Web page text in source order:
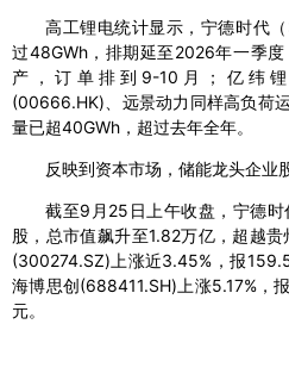
高工锂电统计显示，宁德时代
过48GWh，排期延至2026年一季
产，订单排到9-10月；亿纬
(00666.HK)、远景动力同样高负荷
量已超40GWh，超过去年全年。
反映到资本市场，储能龙头企业
截至9月25日上午收盘，宁德
股，总市值飙升至1.82万亿，超越
(300274.SZ)上涨近3.45%，报
海博思创(688411.SH)上涨5.17%，
元。